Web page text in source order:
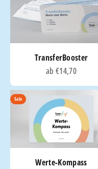
TransferBooster
Angebot
ab €14,70
Sale
Werte-Kompass